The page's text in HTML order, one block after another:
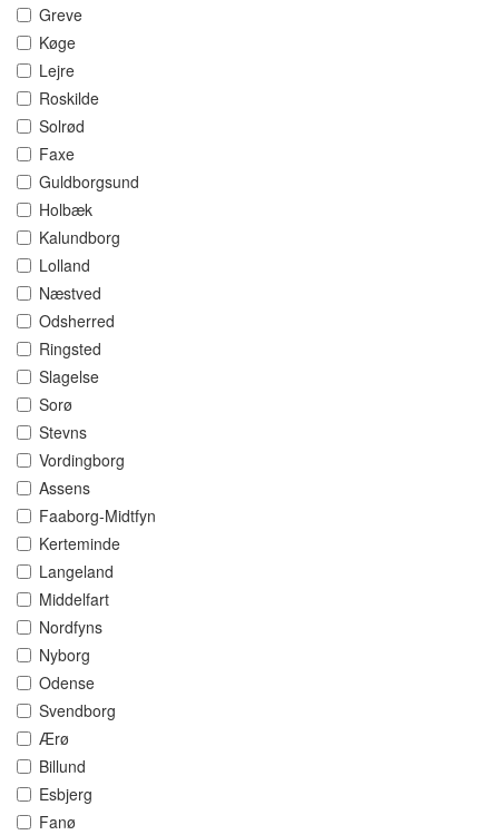
Greve
Køge
Lejre
Roskilde
Solrød
Faxe
Guldborgsund
Holbæk
Kalundborg
Lolland
Næstved
Odsherred
Ringsted
Slagelse
Sorø
Stevns
Vordingborg
Assens
Faaborg-Midtfyn
Kerteminde
Langeland
Middelfart
Nordfyns
Nyborg
Odense
Svendborg
Ærø
Billund
Esbjerg
Fanø